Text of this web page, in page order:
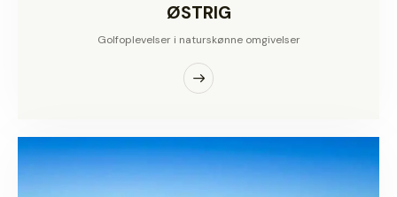
ØSTRIG
Golfoplevelser i naturskønne omgivelser